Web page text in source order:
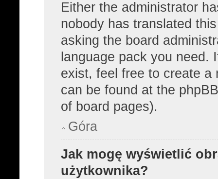
Either the administrator
nobody has translated
asking the board
language pack you need.
exist, feel free to create a
can be found at the
of board pages).
Góra
Jak mogę wyświetlić
użytkownika?